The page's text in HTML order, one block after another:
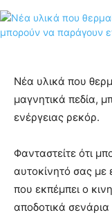
Νέα υλικά που
μαγνητικά πεδία,
ενέργειας ρεκόρ.
Φανταστείτε ότι
αυτοκίνητό σας με
που εκπέμπει ο
αποδοτικά